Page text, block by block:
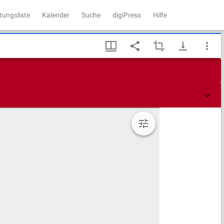
Kalender Suche digiPress Hilfe